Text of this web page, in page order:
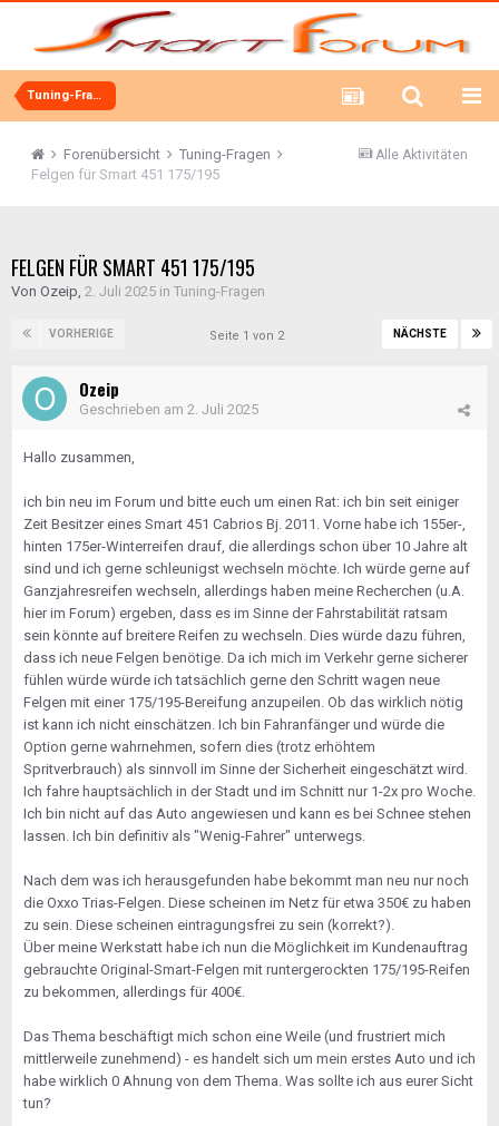
Tuning-Fragen
Alle Aktivitäten
Forenübersicht
Tuning-Fragen
Felgen für Smart 451 175/195
FELGEN FÜR SMART 451 175/195
Von Ozeip, 2. Juli 2025 in Tuning-Fragen
VORHERIGE NÄCHSTE
Seite 1 von 2
Ozeip
Geschrieben am 2. Juli 2025
Hallo zusammen,
ich bin neu im Forum und bitte euch um einen Rat: ich bin seit einiger
Zeit Besitzer eines Smart 451 Cabrios Bj. 2011. Vorne habe ich 155er-,
hinten 175er-Winterreifen drauf, die allerdings schon über 10 Jahre alt
sind und ich gerne schleunigst wechseln möchte. Ich würde gerne auf
Ganzjahresreifen wechseln, allerdings haben meine Recherchen (u.A.
hier im Forum) ergeben, dass es im Sinne der Fahrstabilität ratsam
sein könnte auf breitere Reifen zu wechseln. Dies würde dazu führen,
dass ich neue Felgen benötige. Da ich mich im Verkehr gerne sicherer
fühlen würde würde ich tatsächlich gerne den Schritt wagen neue
Felgen mit einer 175/195-Bereifung anzupeilen. Ob das wirklich nötig
ist kann ich nicht einschätzen. Ich bin Fahranfänger und würde die
Option gerne wahrnehmen, sofern dies (trotz erhöhtem
Spritverbrauch) als sinnvoll im Sinne der Sicherheit eingeschätzt wird.
Ich fahre hauptsächlich in der Stadt und im Schnitt nur 1-2x pro Woche.
Ich bin nicht auf das Auto angewiesen und kann es bei Schnee stehen
lassen. Ich bin definitiv als "Wenig-Fahrer" unterwegs.
Nach dem was ich herausgefunden habe bekommt man neu nur noch
die Oxxo Trias-Felgen. Diese scheinen im Netz für etwa 350€ zu haben
zu sein. Diese scheinen eintragungsfrei zu sein (korrekt?).
Über meine Werkstatt habe ich nun die Möglichkeit im Kundenauftrag
gebrauchte Original-Smart-Felgen mit runtergerockten 175/195-Reifen
zu bekommen, allerdings für 400€.
Das Thema beschäftigt mich schon eine Weile (und frustriert mich
mittlerweile zunehmend) - es handelt sich um mein erstes Auto und ich
habe wirklich 0 Ahnung von dem Thema. Was sollte ich aus eurer Sicht
tun?